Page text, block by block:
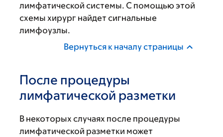
лимфатической системы. С помощью этой
схемы хирург найдет сигнальные
лимфоузлы.
Вернуться к началу страницы
После процедуры
лимфатической разметки
В некоторых случаях после процедуры
лимфатической разметки может